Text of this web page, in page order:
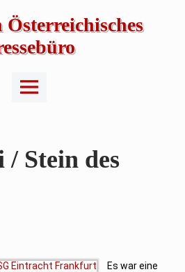
Main
Menu
Stein des
Es war eine